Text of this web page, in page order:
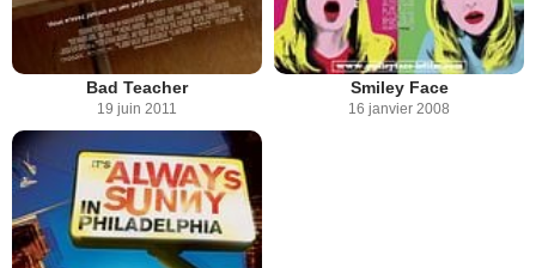
Bad Teacher
19 juin 2011
Smiley Face
16 janvier 2008